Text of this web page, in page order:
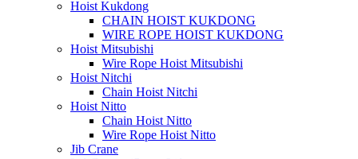
Hoist Kukdong
CHAIN HOIST KUKDONG
WIRE ROPE HOIST KUKDONG
Hoist Mitsubishi
Wire Rope Hoist Mitsubishi
Hoist Nitchi
Chain Hoist Nitchi
Hoist Nitto
Chain Hoist Nitto
Wire Rope Hoist Nitto
Jib Crane